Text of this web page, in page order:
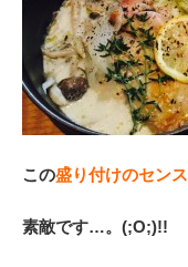
この盛り付けのセンス
素敵です…。(;O;)!!